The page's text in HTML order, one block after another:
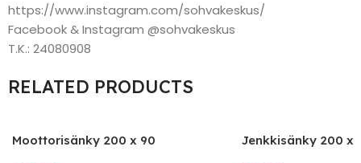
https://www.instagram.com/sohvakeskus/
Facebook & Instagram @sohvakeskus
T.K.: 24080908
RELATED PRODUCTS
Moottorisänky 200 x 90 Jenkkisänky 200 x